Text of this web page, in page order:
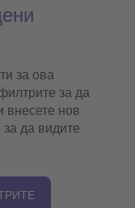
за ова
за да
внесете нов
да видите